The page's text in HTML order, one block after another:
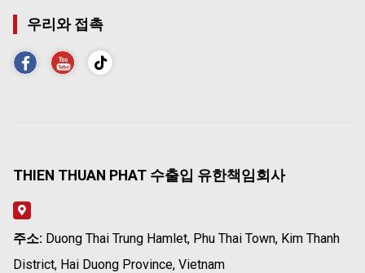
우리와 접촉
THIEN THUAN PHAT 수출입 유한책임회사
주소: Duong Thai Trung Hamlet, Phu Thai Town, Kim Thanh
District, Hai Duong Province, Vietnam